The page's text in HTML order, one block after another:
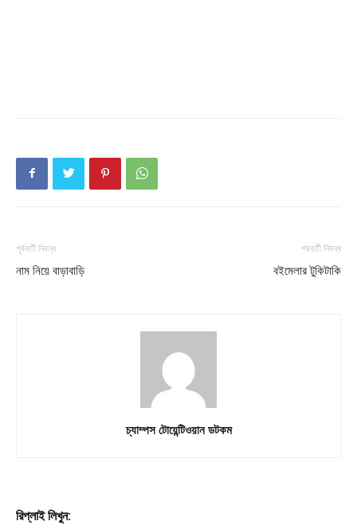
My account
পূর্ববর্তী নিবন্ধ
নাম নিয়ে বাড়াবাড়ি
পরবর্তী নিবন্ধ
বইমেলার টুকিটাকি
চ্যাম্পস টোয়েন্টিওয়ান ডটকম
রিপ্লাই লিখুন: